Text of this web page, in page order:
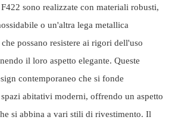
sono realizzate con materiali robusti,
o un'altra lega metallica
possano resistere ai rigori dell'uso
il loro aspetto elegante. Queste
contemporaneo che si fonde
abitativi moderni, offrendo un aspetto
si abbina a vari stili di rivestimento. Il